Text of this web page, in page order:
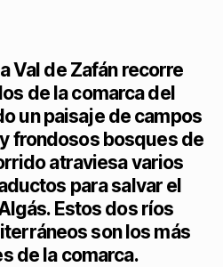
Val de Zafán recorre
de la comarca del
un paisaje de campos
frondosos bosques de
atraviesa varios
para salvar el
Estos dos ríos
son los más
de la comarca.